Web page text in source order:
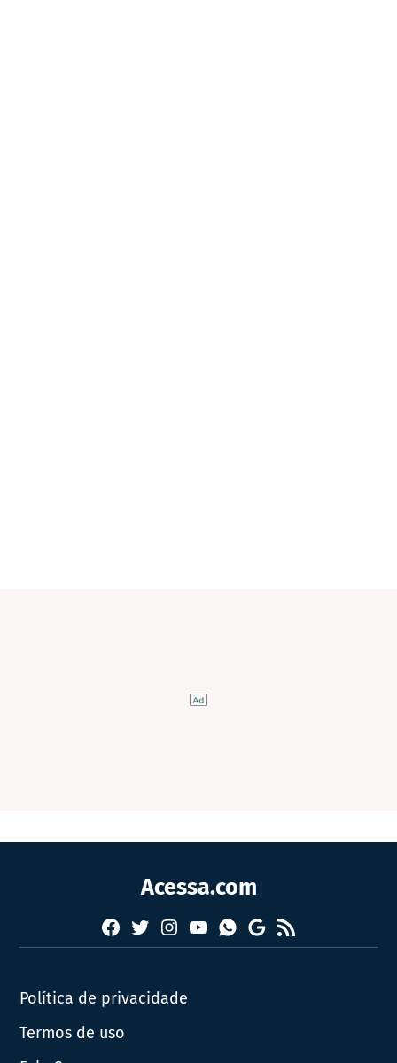
Acessa.com
Facebook
TwitterInstagram
YouTubeWhatsapp
Google
News
RSS
Política de privacidade
Termos de uso